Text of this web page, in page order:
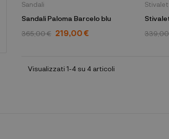
Sandali
Sandali Paloma Barcelo blu
365,00 € 219,00 €
Visualizzati 1-4 su 4 articoli